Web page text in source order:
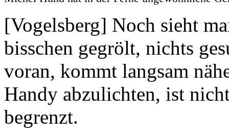
[Vogelsberg] Noch sieht
bisschen gegrölt, nichts
voran, kommt langsam
Handy abzulichten, ist
begrenzt.